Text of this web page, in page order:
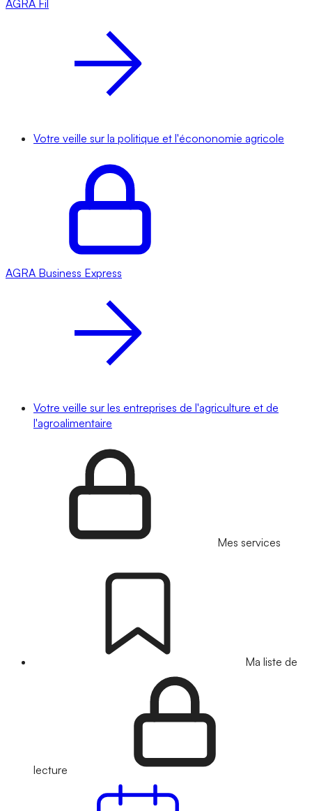
AGRA Fil
Votre veille sur la politique et l'écononomie agricole
AGRA Business Express
Votre veille sur les entreprises de l'agriculture et de
l'agroalimentaire
Mes services
Ma liste de
lecture